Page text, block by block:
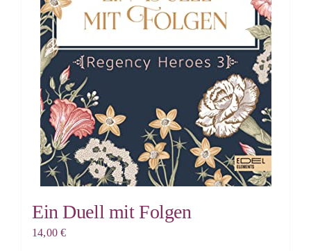
Ein Duell mit Folgen
14,00€